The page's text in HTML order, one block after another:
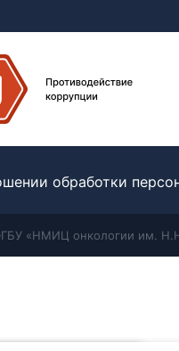
обработки
«НМИЦ онкологии им.